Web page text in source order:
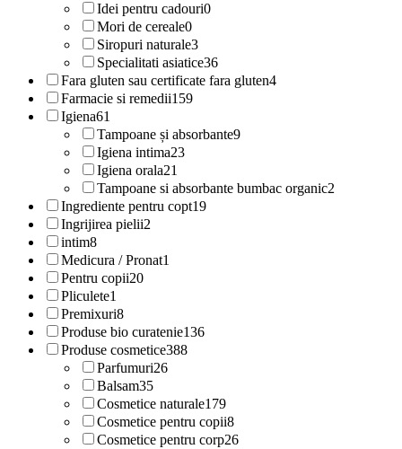
Idei pentru cadouri0
Mori de cereale0
Siropuri naturale3
Specialitati asiatice36
Fara gluten sau certificate fara gluten4
Farmacie si remedii159
Igiena61
Tampoane și absorbante9
Igiena intima23
Igiena orala21
Tampoane si absorbante bumbac organic2
Ingrediente pentru copt19
Ingrijirea pielii2
intim8
Medicura / Pronat1
Pentru copii20
Pliculete1
Premixuri8
Produse bio curatenie136
Produse cosmetice388
Parfumuri26
Balsam35
Cosmetice naturale179
Cosmetice pentru copii8
Cosmetice pentru corp26